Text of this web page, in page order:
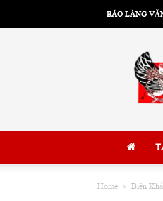
BÁO LÀNG
Home Biên